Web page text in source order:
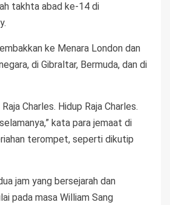
takhta abad ke-14 di
ke Menara London dan
di Gibraltar, Bermuda, dan di
Charles. Hidup Raja Charles.
kata para jemaat di
terompet, seperti dikutip
jam yang bersejarah dan
pada masa William Sang